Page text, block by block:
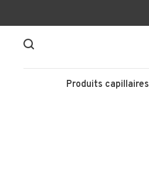
Produits capillaires